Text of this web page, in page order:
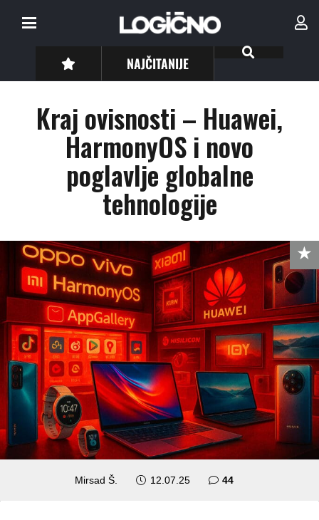
NAJČITANIJE
Kraj ovisnosti – Huawei,
HarmonyOS i novo
poglavlje globalne
tehnologije
Mirsad Š. 12.07.25 44komentara